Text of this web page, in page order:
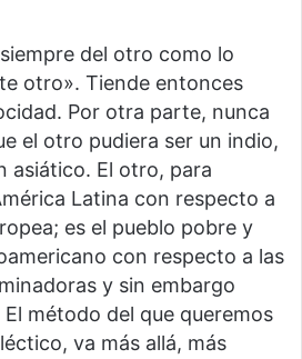
del otro como lo
otro». Tiende entonces
Por otra parte, nunca
el otro pudiera ser un indio,
asiático. El otro, para
Latina con respecto a
es el pueblo pobre y
con respecto a las
y sin embargo
método del que queremos
va más allá, más